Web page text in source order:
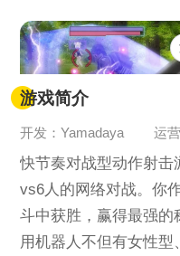
游戏简介
开发：Yamadaya 运
快节奏对战型动作射击
vs6人的网络对战。你
斗中获胜，赢得最强的
用机器人不但有女性